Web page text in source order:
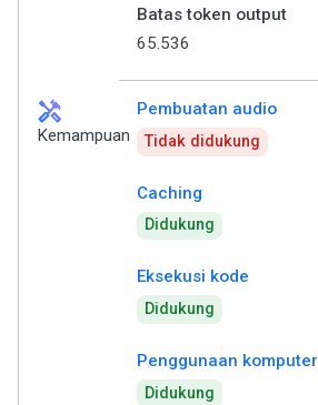
Batas token output
65.536
handyman
Kemampuan
Pembuatan audio
Tidak didukung
Caching
Didukung
Eksekusi kode
Didukung
Penggunaan komputer
Didukung